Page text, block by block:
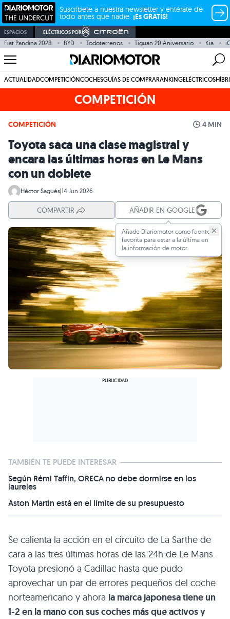
Suscríbete a nuestra newsletter y entérate de
todo antes que nadie. ¡Es GRATIS!
ESPACIOS ELÉCTRICOS POR
Fiat Pandina 2028 BYD Todoterrenos Tiguan 20 Aniversario Kia
ACTUALIDADCOMPETICIÓNCOCHESGUÍAS DE COMPRARANKINGELÉCTRICOS
COMPETICIÓN
COMPETICIÓN 4 MIN
Toyota saca una clase magistral y
encara las últimas horas en Le Mans
con un doblete
Héctor Sagués|14 Jun 2026
COMPARTIR AÑADIR EN GOOGLE
Añade Diariomotor como fuente
favorita para estar a la última en
la información de motor.
TAMBIÉN TE PUEDE INTERESAR
Según Rémi Taffin, ORECA no debe dormirse en los
laureles
Aston Martin está en el límite de su presupuesto
Se calienta la acción en el circuito de La Sarthe de
cara a las tres últimas horas de las 24h de Le Mans.
Toyota presionó a Cadillac hasta que pudo
aprovechar un par de errores pequeños del coche
norteamericano y ahora la marca japonesa tiene un
1-2 en la mano con sus coches más que activos y